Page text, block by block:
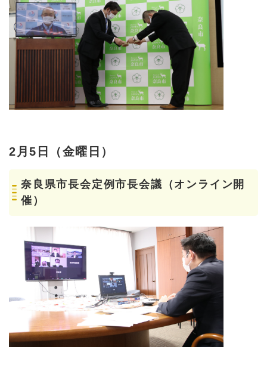
2月5日（金曜日）
奈良県市長会定例市長会議（オンライン開
催）